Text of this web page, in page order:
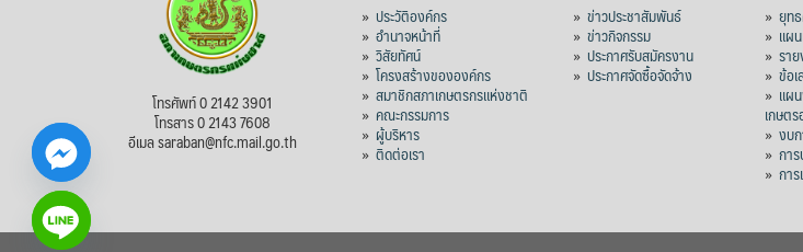
โทรศัพท์ 0 2142 3901
โทรสาร 0 2143 7608
อีเมล saraban@nfc.mail.go.th
»ประวัติองค์กร
»อำนาจหน้าที่
»วิสัยทัศน์
»โครงสร้างขององค์กร
»สมาชิกสภาเกษตรกรแห่งชาติ
»คณะกรรมการ
» ผู้บริหาร
»ติดต่อเรา
»ข่าวประชาสัมพันธ์
»ข่าวกิจกรรม
»ประกาศรับสมัครงาน
»ประกาศจัดซื้อจัดจ้าง
» ยุท
» แผ
» รา
» ข้อ
» แผ
เกษต
» งบ
» การ
» กา